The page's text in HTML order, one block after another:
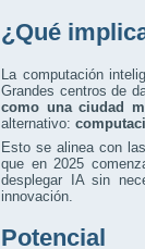
¿Qué
La computación
Grandes centros de
como una ciudad
alternativo:
Esto se alinea con
que en 2025
desplegar IA sin
innovación.
Potencial